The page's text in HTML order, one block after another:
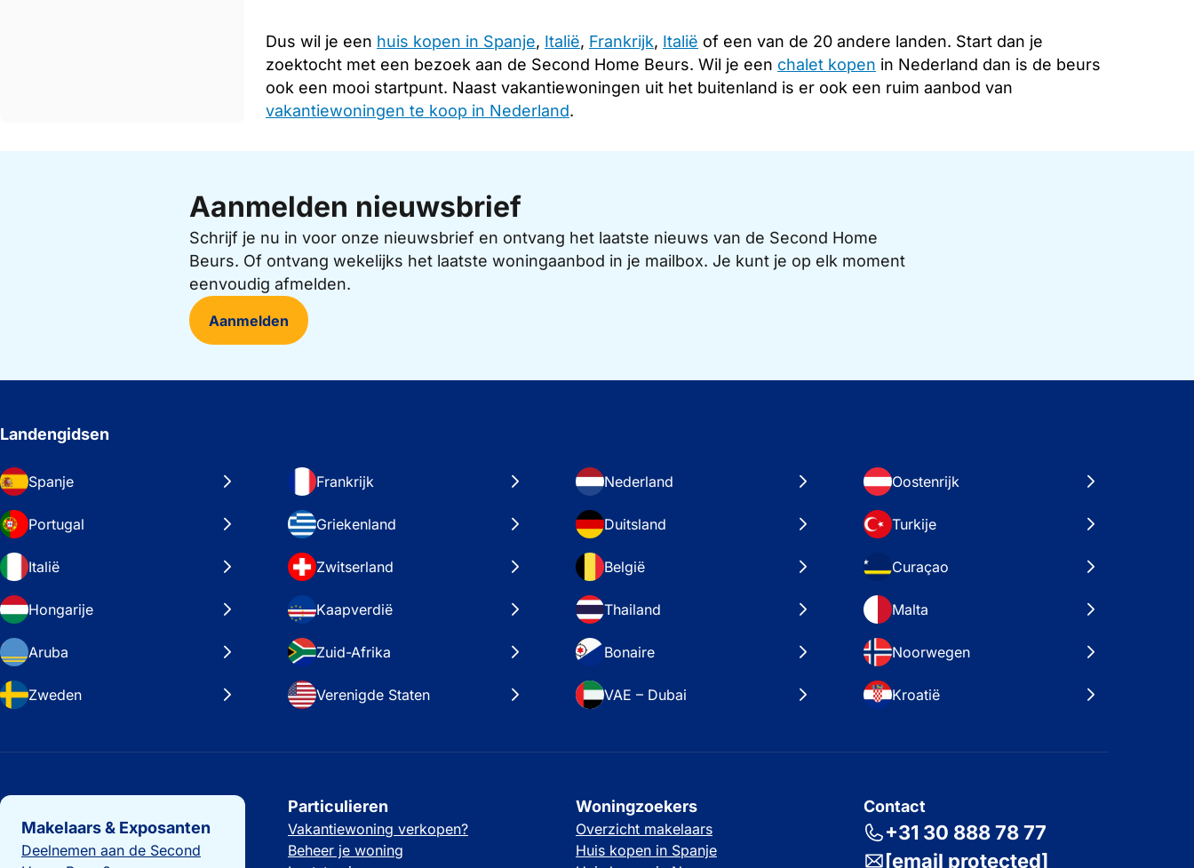
Dus wil je een huis kopen in Spanje, Italië, Frankrijk, Italië of een van de 20 andere landen. Start dan je
zoektocht met een bezoek aan de Second Home Beurs. Wil je een chalet kopen in Nederland dan is de beurs
ook een mooi startpunt. Naast vakantiewoningen uit het buitenland is er ook een ruim aanbod van
vakantiewoningen te koop in Nederland.
Aanmelden nieuwsbrief
Schrijf je nu in voor onze nieuwsbrief en ontvang het laatste nieuws van de Second Home
Beurs. Of ontvang wekelijks het laatste woningaanbod in je mailbox. Je kunt je op elk moment
eenvoudig afmelden.
Aanmelden
Landengidsen
Spanje Frankrijk Nederland Oostenrijk
Portugal Griekenland Duitsland Turkije
Italië Zwitserland België Curaçao
Hongarije Kaapverdië Thailand Malta
Aruba Zuid-Afrika Bonaire Noorwegen
Zweden Verenigde Staten VAE – Dubai Kroatië
Belangrijke links
Makelaars & Exposanten
Deelnemen aan de Second
Particulieren
Vakantiewoning verkopen?
Beheer je woning
Woningzoekers
Overzicht makelaars
Huis kopen in Spanje
Contact
+31 30 888 78 77
[email protected]